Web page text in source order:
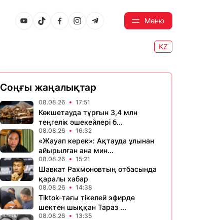
Меню
KZ
Соңғы жаңалықтар
08.08.26 17:51
Көкшетауда тұрғын 3,4 млн
теңгелік әшекейлері б...
08.08.26 16:32
«Жауап керек»: Ақтауда ұлынан
айырылған ана мин...
08.08.26 15:21
Шавкат Рахмоновтың отбасында
қаралы хабар
08.08.26 14:38
Tiktok-тағы тікелей эфирде
шектен шыққан Тараз ...
08.08.26 13:35